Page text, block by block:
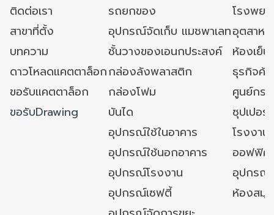
ติดต่อเรา
รถยกของ
โรงพย
สาขาที่ตั้ง
อุปกรณ์จัดเก็บ แมชพาเลทอุตสาหก
บทความ
ชั้นวางของเอนกประสงค์
ห้องเย็
ดาวโหลดแคตตาล็อกกล่องลังพลาสติก
ธุรกิจค้
ขอรับแคตตาล็อก
กล่องโฟม
ศูนย์กร
ขอรับDrawing
บันได
ซุปเปอ
อุปกรณ์ใช้ในอาคาร
โรงงา
อุปกรณ์ใช้นอกอาคาร
ออฟฟิศ/
อุปกรณ์โรงงาน
อุปกรณ์
อุปกรณ์เซฟตี้
ห้องสมุ